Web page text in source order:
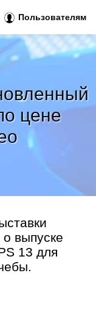
цене
выпуске
13 для
Пользователям